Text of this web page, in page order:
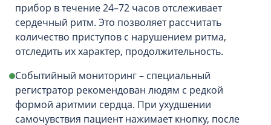
прибор в течение 24–72 часов отслеживает
сердечный ритм. Это позволяет рассчитать
количество приступов с нарушением ритма,
отследить их характер, продолжительность.
Событийный мониторинг – специальный
регистратор рекомендован людям с редкой
формой аритмии сердца. При ухудшении
самочувствия пациент нажимает кнопку, после